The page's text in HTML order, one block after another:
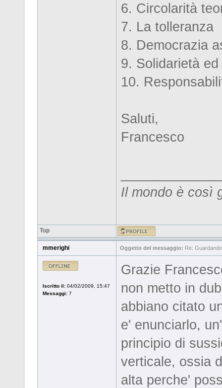
6. Circolarità
7. La tolleranza
8. Democrazia
9. Solidarietà
10.
Saluti,
Francesco
Il mondo è così
Top
mmerighi Oggetto del messaggio: Re:
Iscritto il: 04/02/2009, 15:47
Messaggi: 7
Grazie
non metto in
abbiano citato
e' enunciarlo,
principio di
verticale, ossia
alta perche'